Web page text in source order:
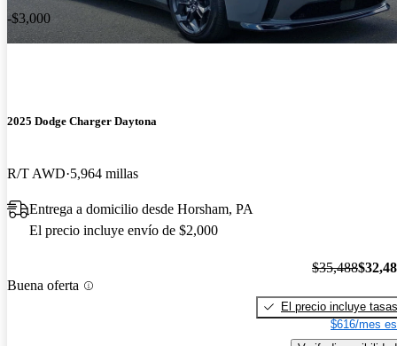
-$3,000
2025 Dodge Charger Daytona
R/T AWD 5,964 millas
Entrega a domicilio desde Horsham, PA
El precio incluye envío de $2,000
Buena oferta
$35,488
El precio incluye tasas
$616/mes